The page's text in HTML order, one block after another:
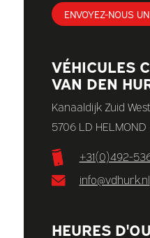
ENVOYEZ-NOUS
VÉHICULES
VAN DEN
Kanaaldijk Zuid
5706 LD HELMOND
+31(0)492-
info@vdhurk.nl
HEURES